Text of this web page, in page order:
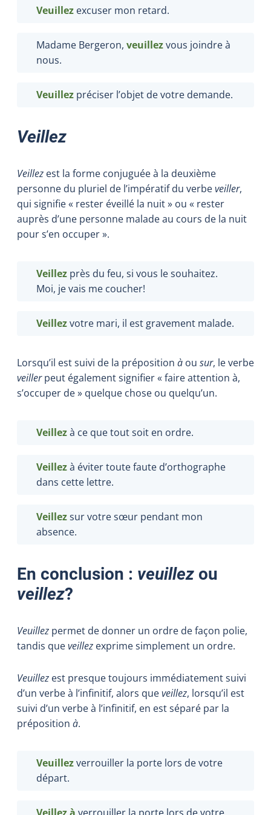
Veuillez excuser mon retard.
Madame Bergeron, veuillezvous joindre à
nous.
Veuillez préciser l’objet de votre demande.
Veillez
Veillez est la forme conjuguée à la deuxième
personne du pluriel de l’impératif du verbeveiller,
qui signifie « rester éveillé la nuit » ou « rester
auprès d’une personne malade au cours de la nuit
pour s’en occuper ».
Veillez près du feu, si vous le souhaitez.
Moi, je vais me coucher!
Veillezvotre mari, il est gravement malade.
Lorsqu’il est suivi de la préposition à ou sur, le verbe
veillerpeut également signifier « faire attention à,
s’occuper de » quelque chose ou quelqu’un.
Veillezà ce que tout soit en ordre.
Veillezà éviter toute faute d’orthographe
dans cette lettre.
Veillezsur votre sœur pendant mon
absence.
En conclusion : veuillez ou
veillez?
Veuillez permet de donner un ordre de façon polie,
tandis queveillez exprime simplement un ordre.
Veuillez est presque toujours immédiatement suivi
d’un verbe à l’infinitif, alors queveillez, lorsqu’il est
suivi d’un verbe à l’infinitif, en est séparé par la
préposition à.
Veuillezverrouiller la porte lors de votre
départ.
Veillez à verrouiller la porte lors de votre